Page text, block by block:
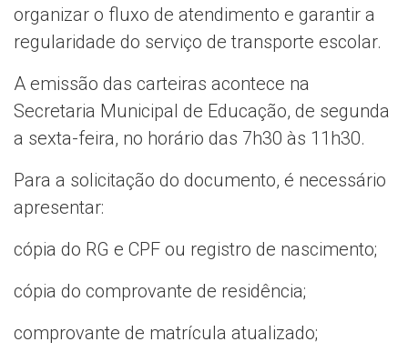
organizar o fluxo de atendimento e garantir a
regularidade do serviço de transporte escolar.
A emissão das carteiras acontece na
Secretaria Municipal de Educação, de segunda
a sexta-feira, no horário das 7h30 às 11h30.
Para a solicitação do documento, é necessário
apresentar:
cópia do RG e CPF ou registro de nascimento;
cópia do comprovante de residência;
comprovante de matrícula atualizado;